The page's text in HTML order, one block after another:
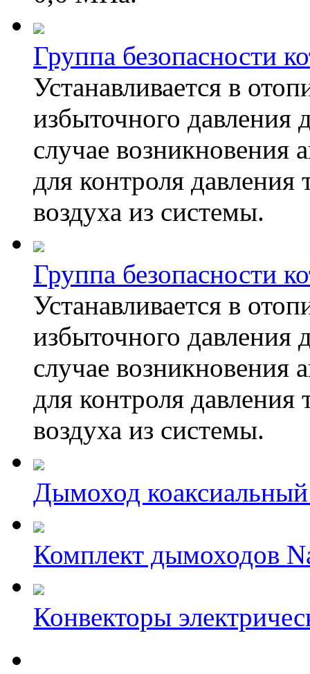
Группа безопасности
Устанавливается в
избыточного давления
случае возникновения
для контроля давления
воздуха из системы.
Группа безопасности
Устанавливается в
избыточного давления
случае возникновения
для контроля давления
воздуха из системы.
Дымоход
Комплект дымоходов
Конвекторы